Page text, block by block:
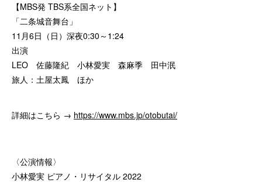
【MBS発 TBS系全国ネット】
「二条城音舞台」
11月6日（日）深夜0:30～1:24
出演
LEO 佐藤隆紀 小林愛実 森麻季 田中泯
旅人：土屋太鳳 ほか
詳細はこちら → https://www.mbs.jp/otobutai/
〈公演情報〉
小林愛実 ピアノ・リサイタル 2022